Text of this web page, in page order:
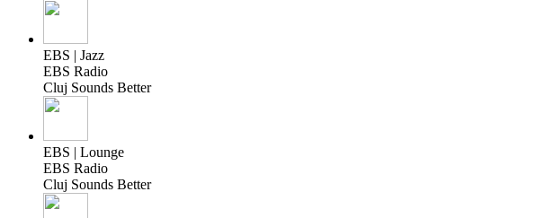
EBS | Jazz
EBS Radio
Cluj Sounds Better
EBS | Lounge
EBS Radio
Cluj Sounds Better